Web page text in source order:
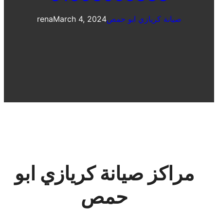
renaMarch 4, 2024صيانة كريازي ابو حمص
مراكز صيانة كريازي ابو
حمص